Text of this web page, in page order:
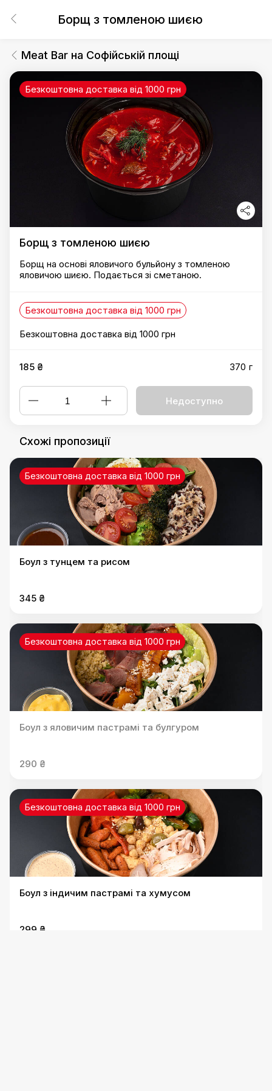
Борщ з томленою шиєю
Meat Bar на Софійській площі
Безкоштовна доставка від 1000 грн
Борщ з томленою шиєю
Борщ на основі яловичого бульйону з томленою
яловичою шиєю. Подається зі сметаною.
Безкоштовна доставка від 1000 грн
Безкоштовна доставка від 1000 грн
185 ₴ 370 г
Недоступно
Схожі пропозиції
Безкоштовна доставка від 1000 грн
Боул з тунцем та рисом
345 ₴
Безкоштовна доставка від 1000 грн
Боул з яловичим пастрамі та булгуром
290 ₴
Безкоштовна доставка від 1000 грн
Боул з індичим пастрамі та хумусом
299 ₴